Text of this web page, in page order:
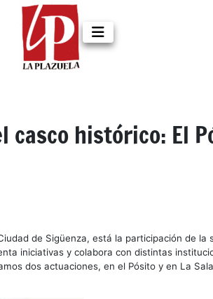
casco histórico: El
de Sigüenza, está la participación de la
iniciativas y colabora con distintas
dos actuaciones, en el Pósito y en La